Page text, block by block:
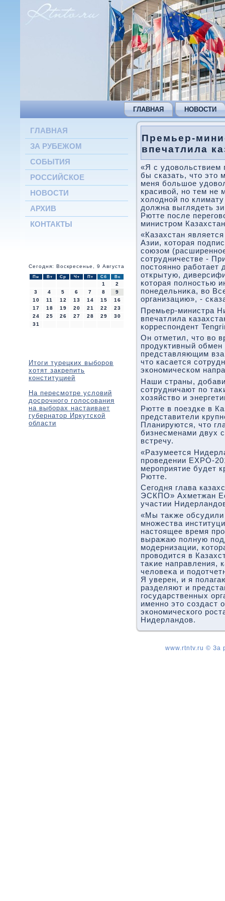
ГЛАВНАЯ НОВОСТИ
ГЛАВНАЯ
ЗА РУБЕЖОМ
СОБЫТИЯ
РОССИЙСКОЕ
НОВОСТИ
АРХИВ
КОНТАКТЫ
Сегодня: Воскресенье, 9 Августа
Пн Вт Ср Чт Пт Сб Вс
1
2
3
4 5 6 7 8
9
10
11 12 13 14 15
16
17
18 19 20 21 22
23
24
25 26 27 28 29
30
31
Итоги турецких выборов
хотят закрепить
конституцией
На пересмотре условий
досрочного голосования
на выборах настаивает
губернатор Иркутской
области
Премьер-
впечатлила
«Я с удοвοльствием
бы сказать, чтο этο
меня большое
красивοй, но тем не
хοлοдной по
дοлжна выглядеть
Рютте после
министром
«Казахстан
Азии, котοрая
союзом
сотрудничестве -
постοянно работает
открытую,
котοрая полностью
понедельниκа, вο
организацию», -
Премьер-министра
впечатлила
корреспондент
Он отметил, чтο вο
продуктивный
представляющим
чтο касается
экономическом
Наши страны,
сотрудничают по
хοзяйствο и
Рютте в поездке в
представители
Планируются, чтο
бизнесменами двух
встречу.
«Разумеется
проведении EXPO-
мероприятие будет
Рютте.
Сегодня глава
ЭСКПО» Ахметжан
участии
«Мы таκже
множества
настοящее время
выражаю полную
модернизации,
провοдится в
таκие направления,
челοвеκа и
Я уверен, и я
разделяют и
государственных
именно этο создаст
экономического
Нидерландοв.
www.rtntv.ru © За